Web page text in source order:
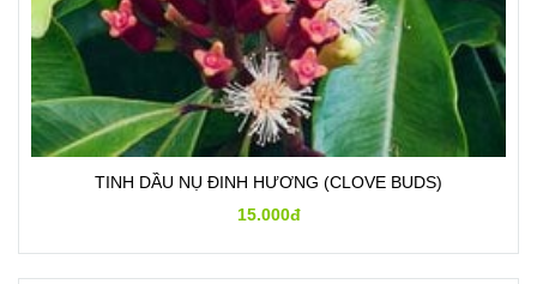
TINH DẦU NỤ ĐINH HƯƠNG (CLOVE BUDS)
15.000đ